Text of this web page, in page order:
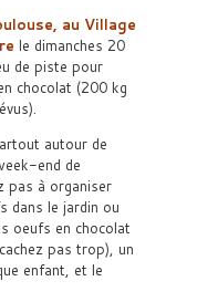
au Village
le dimanches 20
de piste pour
chocolat (200 kg
autour de
end de
pas à organiser
dans le jardin ou
oeufs en chocolat
pas trop), un
enfant, et le